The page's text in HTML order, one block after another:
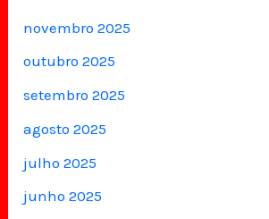
novembro 2025
outubro 2025
setembro 2025
agosto 2025
julho 2025
junho 2025